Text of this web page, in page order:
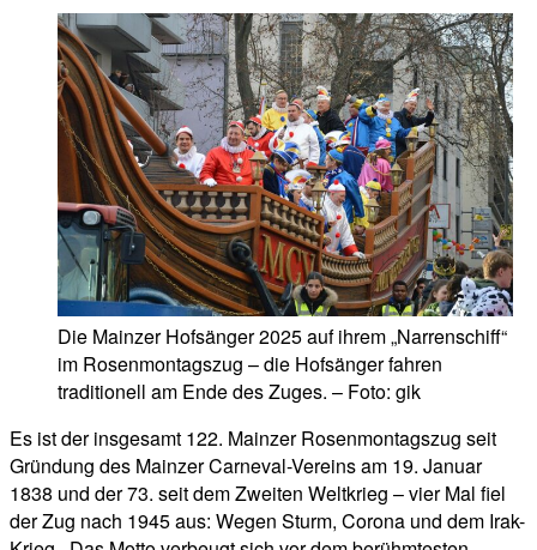
Die Mainzer Hofsänger 2025 auf ihrem „Narrenschiff“
im Rosenmontagszug – die Hofsänger fahren
traditionell am Ende des Zuges. – Foto: gik
Es ist der insgesamt 122. Mainzer Rosenmontagszug seit
Gründung des Mainzer Carneval-Vereins am 19. Januar
1838 und der 73. seit dem Zweiten Weltkrieg – vier Mal fiel
der Zug nach 1945 aus: Wegen Sturm, Corona und dem Irak-